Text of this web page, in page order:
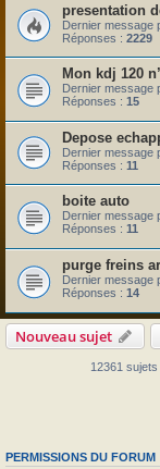
presentation
Dernier message
Réponses : 2229
Mon kdj 120
Dernier message
Réponses : 15
Depose
Dernier message
Réponses : 11
boite auto
Dernier message
Réponses : 11
purge freins
Dernier message
Réponses : 14
Nouveau sujet
12361 sujets
PERMISSIONS DU FORUM